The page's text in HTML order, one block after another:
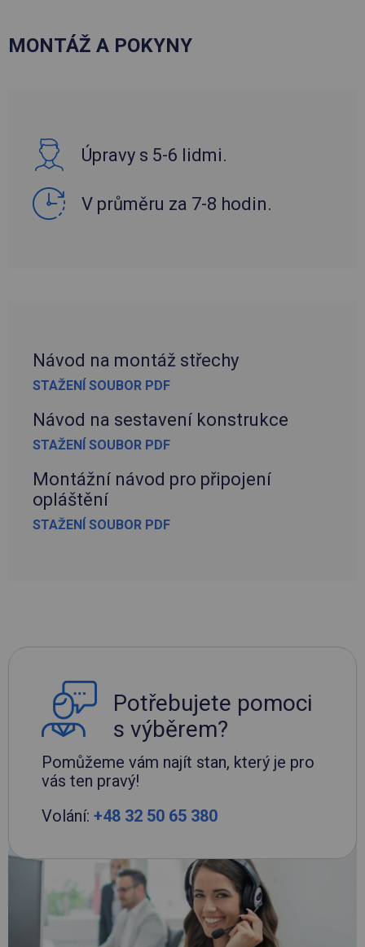
MONTÁŽ A POKYNY
Úpravy s 5-6 lidmi.
V průměru za 7-8 hodin.
Návod na montáž střechy
STAŽENÍ SOUBOR PDF
Návod na sestavení konstrukce
STAŽENÍ SOUBOR PDF
Montážní návod pro připojení
opláštění
STAŽENÍ SOUBOR PDF
Potřebujete pomoci
s výběrem?
Pomůžeme vám najít stan, který je pro
vás ten pravý!
Volání: +48 32 50 65 380